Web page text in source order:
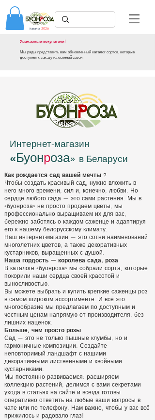
Уважаемые покупатели!
Мы рады представить вам обновленный каталог сортов, которые
доступны к заказу на осенний сезон.
Каталог 2026
Интернет-магазин
«Буонроза» в Беларуси
Как рождается сад вашей мечты ?
Чтобы создать красивый сад, нужно вложить в
него много времени, сил и, конечно, любви. Но
сердце любого сада — это сами растения. Мы в
«буонроза» не просто продаем цветы, мы
профессионально выращиваем их для вас,
бережно заботясь о каждом саженце и адаптируя
его к нашему белорусскому климату.
Наш интернет-магазин — это сотни наименований
многолетних цветов, а также декоративных
кустарников, выращенных с душой.
Наша гордость — королева сада, роза
В каталоге «буонроза» мы собрали сорта, которые
покорили наши сердца своей красотой и
выносливостью:
Вы можете выбрать и купить крепкие саженцы роз
в самом широком ассортименте. И всё это
многообразие мы предлагаем по доступным и
честным ценам напрямую от производителя, без
лишних наценок.
Больше, чем просто розы
Сад — это не только пышные клумбы, но и
гармоничные композиции. Создайте
неповторимый ландшафт с нашими
декоративными лиственными и хвойными
кустарниками.
Мы постоянно развиваемся: расширяем
коллекцию растений, делимся с вами секретами
ухода в статьях на сайте и всегда готовы
оперативно ответить на любые ваши вопросы в
чате или по телефону. Нам важно, чтобы у вас всё
прижилось и радовало глаз!